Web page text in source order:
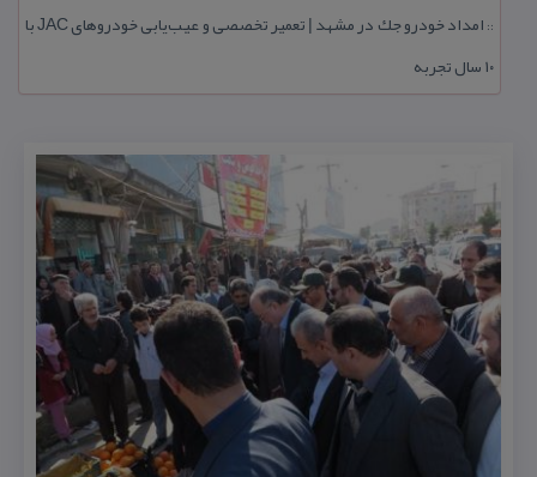
::
امداد خودرو جك در مشهد | تعمیر تخصصی و عیب‌یابی خودروهای JAC با
۱۰ سال تجربه